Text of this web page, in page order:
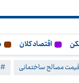
اقتصاد کلان
مصالح ساختمانی